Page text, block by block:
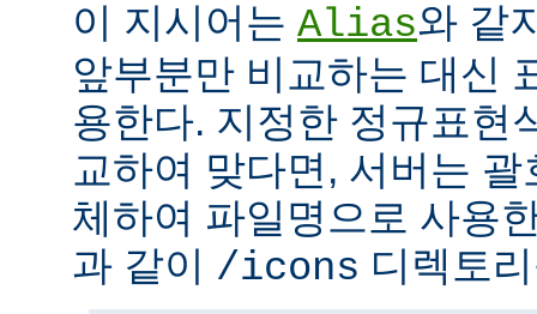
이 지시어는 Alias와 같
앞부분만 비교하는 대신
용한다. 지정한 정규표현
교하여 맞다면, 서버는
체하여 파일명으로 사용
과 같이 /icons 디렉토